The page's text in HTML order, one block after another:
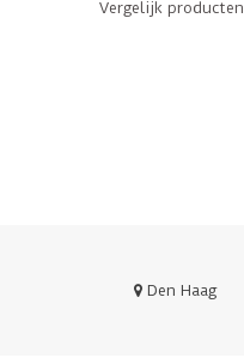
Vergelijk producten
Den Haag